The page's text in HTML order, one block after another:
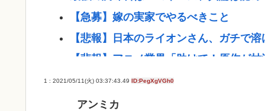
【急募】嫁の実家でやるべきこと
【悲報】日本のライオンさん、ガチで
【悲報】アニメ業界「助けて！原作が
ね？www
【悲報】熊本避難所の皆様「パンばっ
1 : 2021/05/11(火) 03:37:43.49 ID:PegXgVGh0
アンミカ